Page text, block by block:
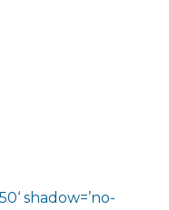
shadow=’no-